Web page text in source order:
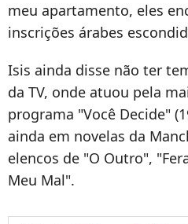
meu apartamento, eles
inscrições árabes
Isis ainda disse não ter
da TV, onde atuou pela
programa "Você Decide"
ainda em novelas da
elencos de "O Outro",
Meu Mal".